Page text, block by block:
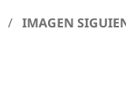
IMAGEN